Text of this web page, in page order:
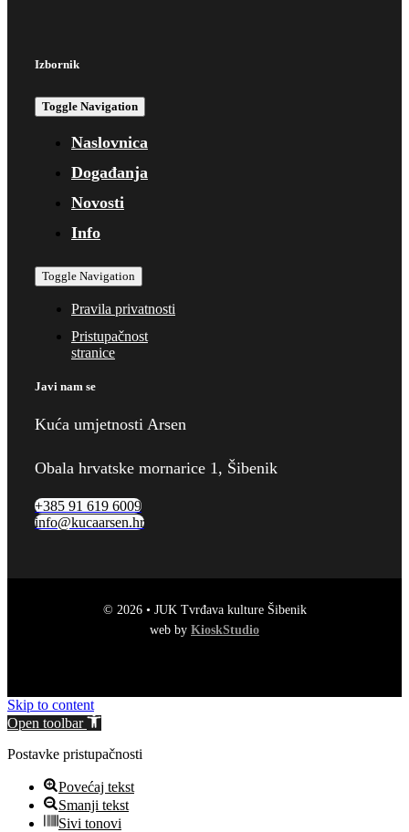
Izbornik
Toggle Navigation
Naslovnica
Događanja
Novosti
Info
Toggle Navigation
Pravila privatnosti
Pristupačnost
stranice
Javi nam se
Kuća umjetnosti Arsen
Obala hrvatske mornarice 1, Šibenik
+385 91 619 6009
info@kucaarsen.hr
© 2026 • JUK Tvrđava kulture Šibenik
web by KioskStudio
Skip to content
Open toolbar
Postavke pristupačnosti
Povećaj tekst
Smanji tekst
Sivi tonovi